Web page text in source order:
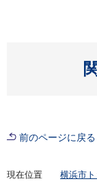
前のページに戻る
現在位置 横浜市